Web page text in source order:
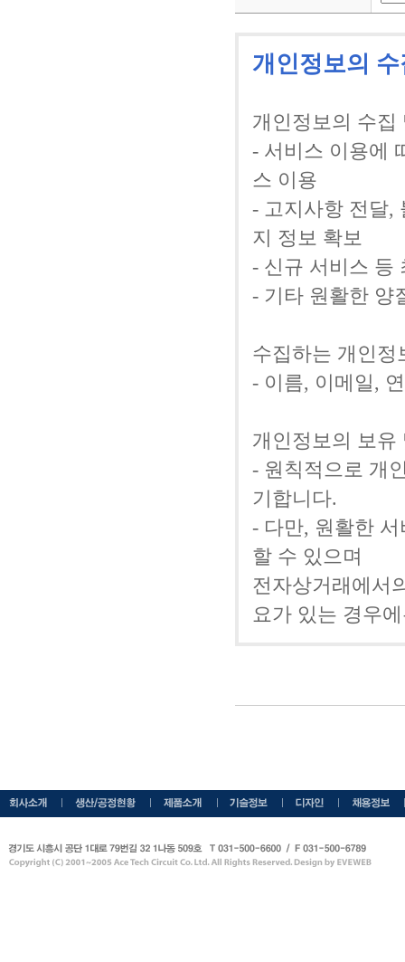
개인정보의
개인정보의 수집
- 서비스 이용에
스 이용
- 고지사항 전달,
지 정보 확보
- 신규 서비스 등
- 기타 원활한 양
수집하는 개인정
- 이름, 이메일,
개인정보의 보유
- 원칙적으로 개
기합니다.
- 다만, 원활한
할 수 있으며
전자상거래에서
요가 있는 경우